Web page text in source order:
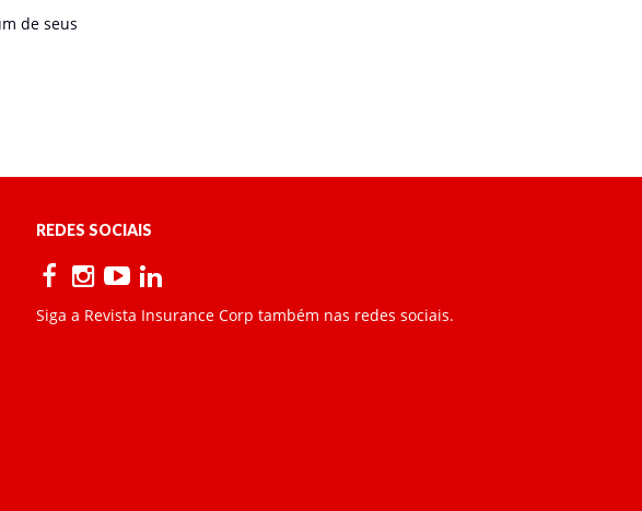
de seus
REDES SOCIAIS
Siga a Revista Insurance Corp também nas redes sociais.